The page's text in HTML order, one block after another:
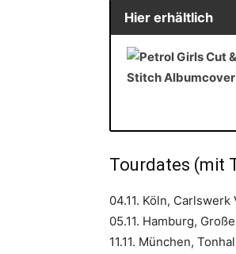
Hier erhältlich
Tourdates (mit
04.11. Köln, Carlswerk
05.11. Hamburg,
11.11. München,